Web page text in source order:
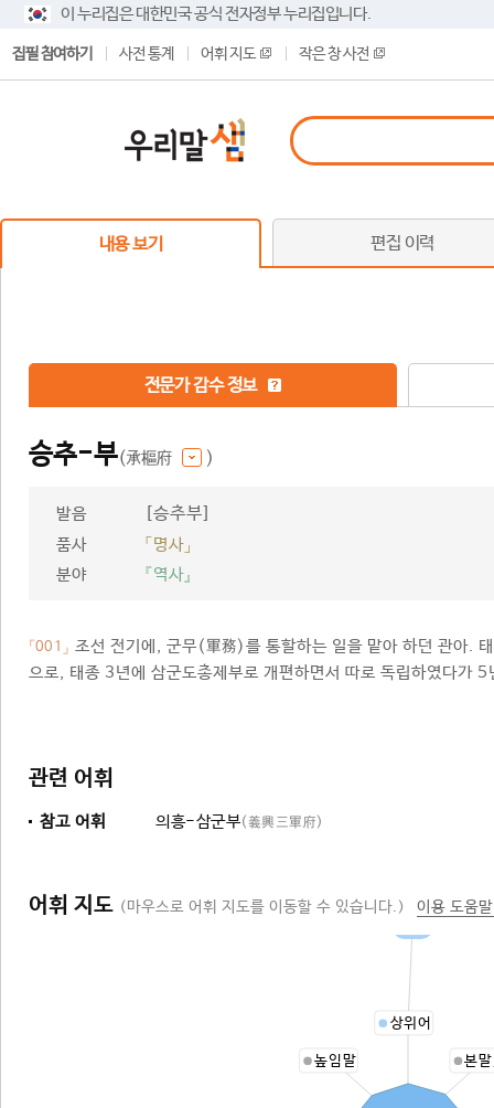
이 누리집은 대한민국 공식 전자정부 누리집입니다.
집필 참여하기 사전 통계 어휘 지도 작은 창 사전
내용 보기 편집 이력
전문가 감수 정보
승추-부(承樞府 )
발음 [승추부]
품사
「명사」
분야
『역사』
「001」 조선 전기에, 군무(軍務)를 통할하는 일을 맡아 하던 관아.
으로, 태종 3년에 삼군도총제부로 개편하면서 따로 독립하였다가
관련 어휘
참고 어휘 의흥-삼군부(義興三軍府)
어휘 지도 (마우스로 어휘 지도를 이동할 수 있습니다.) 이용 도움
상위어
본
높임말